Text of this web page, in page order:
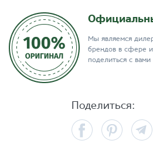
Мы являемся
брендов в сфере
поделиться с
Поделиться:
FacebookPinterest